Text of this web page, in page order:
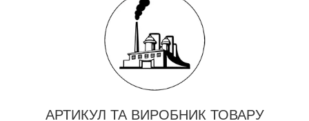
АРТИКУЛ ТА ВИРОБНИК ТОВАРУ